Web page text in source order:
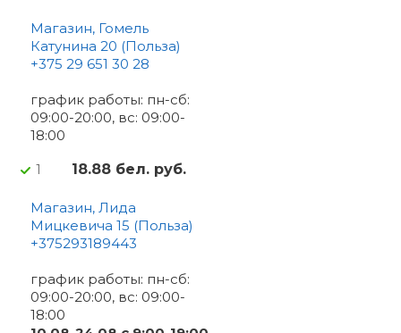
Магазин, Гомель
Катунина 20 (Польза)
+375 29 651 30 28
график работы: пн-сб:
09:00-20:00, вс: 09:00-
18:00
1 18.88 бел. руб.
Магазин, Лида
Мицкевича 15 (Польза)
+375293189443
график работы: пн-сб:
09:00-20:00, вс: 09:00-
18:00